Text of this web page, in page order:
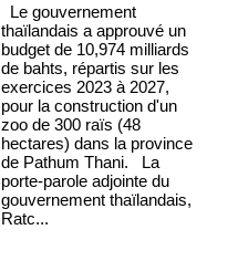
Le gouvernement
thaïlandais a approuvé un
budget de 10,974 milliards
de bahts, répartis sur les
exercices 2023 à 2027,
pour la construction d'un
zoo de 300 raïs (48
hectares) dans la province
de Pathum Thani. La
porte-parole adjointe du
gouvernement thaïlandais,
Ratc...